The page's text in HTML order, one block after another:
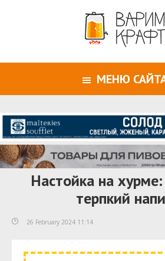
МЕНЮ
Настойка на
терпкий
26 February 2024 11:14